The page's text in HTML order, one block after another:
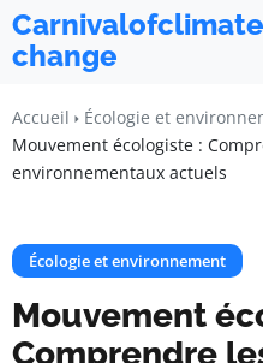
Carnivalofclimate
change
Accueil
Écologie et
Mouvement écologiste :
environnementaux actuels
Écologie et environnement
Mouvement
Comprendre